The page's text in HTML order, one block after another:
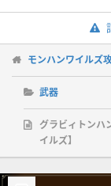
モンハンワイルズ
武器
グラビィトンハ
イルズ】